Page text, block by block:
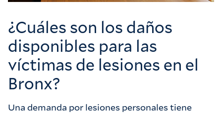
¿Cuáles son los daños
disponibles para las
víctimas de lesiones en el
Bronx?
Una demanda por lesiones personales tiene